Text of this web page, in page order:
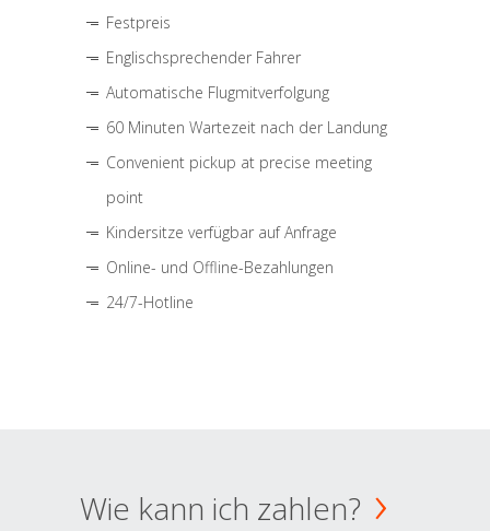
Festpreis
Englischsprechender Fahrer
Automatische Flugmitverfolgung
60 Minuten Wartezeit nach der Landung
Convenient pickup at precise meeting
point
Kindersitze verfügbar auf Anfrage
Online- und Offline-Bezahlungen
24/7-Hotline
Wie kann ich zahlen?